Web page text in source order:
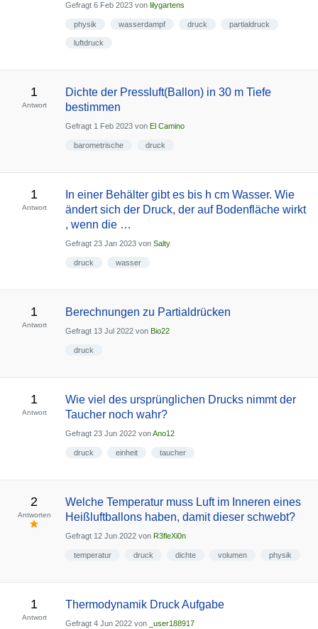
Gefragt 6 Feb 2023 von lilygartens
physik wasserdampf druck partialdruck
luftdruck
1
Antwort
Dichte der Pressluft(Ballon) in 30 m Tiefe
bestimmen
Gefragt 1 Feb 2023 von El Camino
barometrische druck
1
Antwort
In einer Behälter gibt es bis h cm Wasser. Wie
ändert sich der Druck, der auf Bodenfläche wirkt
, wenn die …
Gefragt 23 Jan 2023 von Salty
druck wasser
1
Antwort
Berechnungen zu Partialdrücken
Gefragt 13 Jul 2022 von Bio22
druck
1
Antwort
Wie viel des ursprünglichen Drucks nimmt der
Taucher noch wahr?
Gefragt 23 Jun 2022 vonAno12
druck einheit taucher
2
Antworten
Welche Temperatur muss Luft im Inneren eines
Heißluftballons haben, damit dieser schwebt?
Gefragt 12 Jun 2022 von R3fleXi0n
temperatur druck dichte volumen physik
1
Antwort
Thermodynamik Druck Aufgabe
Gefragt 4 Jun 2022 von _user188917